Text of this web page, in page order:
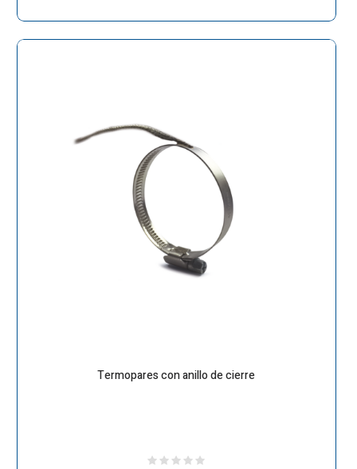
Termopares con anillo de cierre